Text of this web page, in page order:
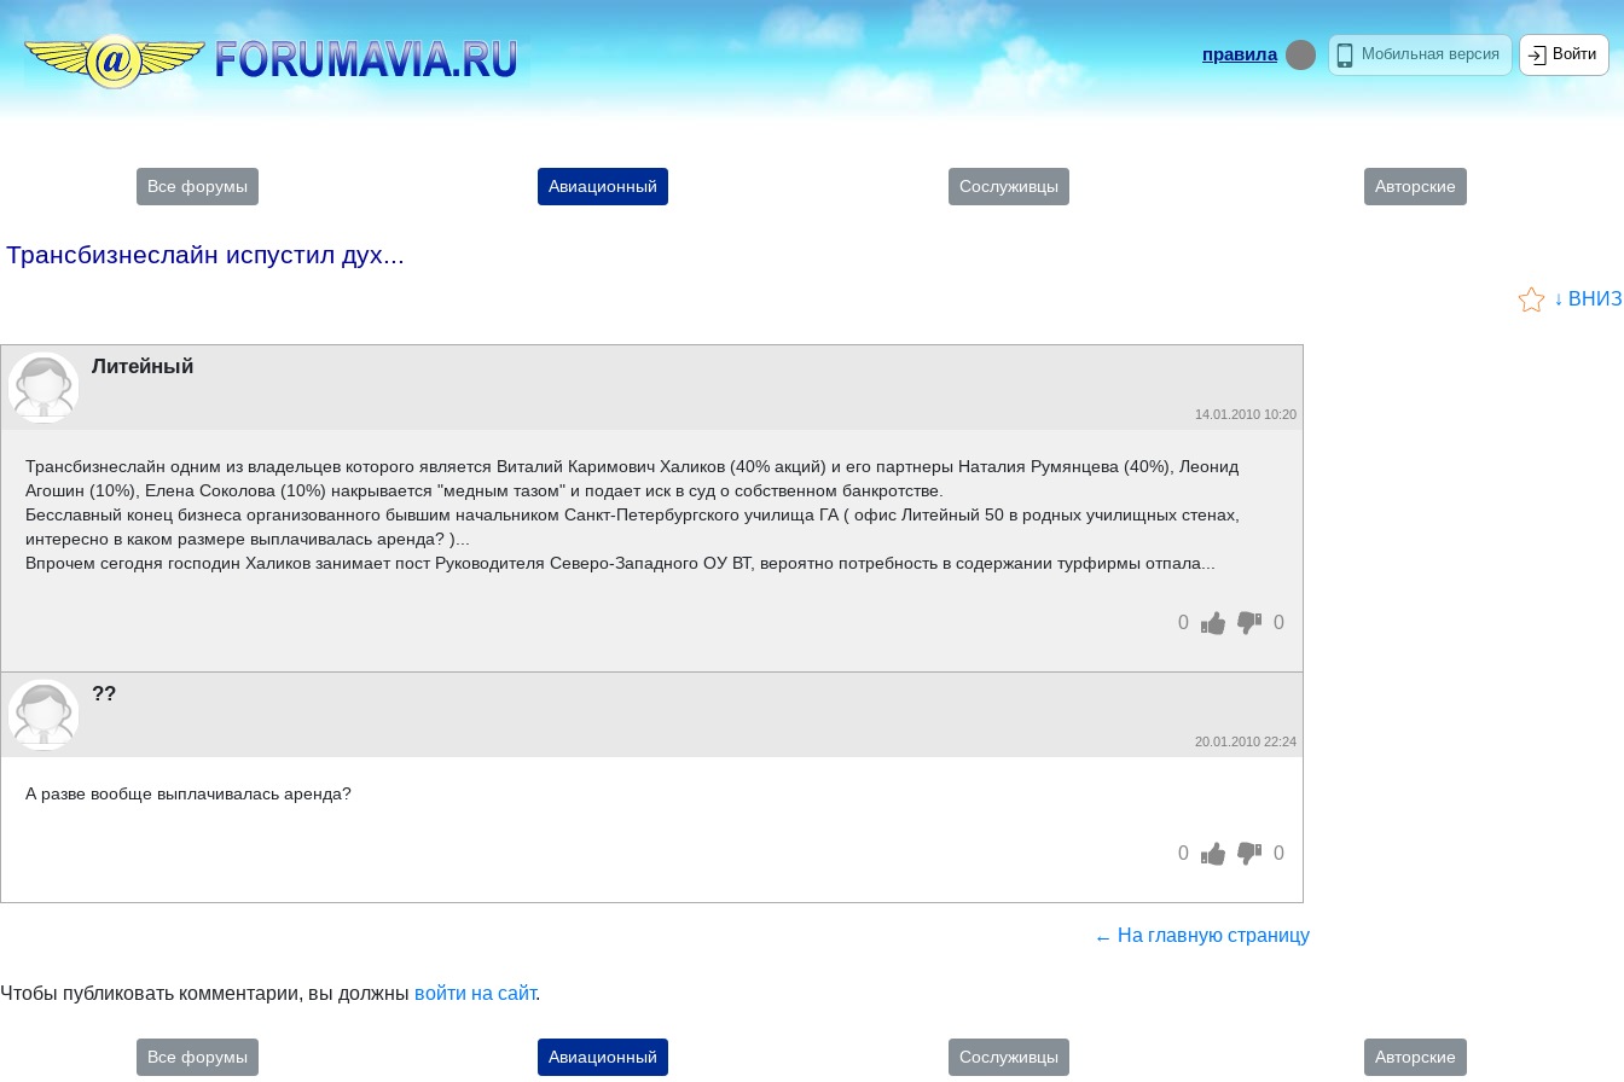
Мобильная версия
правила Войти
Все форумы Авиационный Сослуживцы Авторские
Трансбизнеслайн испустил дух...
↓ ВНИЗ
Литейный
14.01.2010 10:20
Трансбизнеслайн одним из владельцев которого является Виталий Каримович Халиков (40% акций) и его партнеры Наталия Румянцева (40%), Леонид
Агошин (10%), Елена Соколова (10%) накрывается "медным тазом" и подает иск в суд о собственном банкротстве.
Бесславный конец бизнеса организованного бывшим начальником Санкт-Петербургского училища ГА ( офис Литейный 50 в родных училищных стенах,
интересно в каком размере выплачивалась аренда? )...
Впрочем сегодня господин Халиков занимает пост Руководителя Северо-Западного ОУ ВТ, вероятно потребность в содержании турфирмы отпала...
0 0
??
20.01.2010 22:24
А разве вообще выплачивалась аренда?
0 0
← На главную страницу
Чтобы публиковать комментарии, вы должны войти на сайт.
Все форумы Авиационный Сослуживцы Авторские